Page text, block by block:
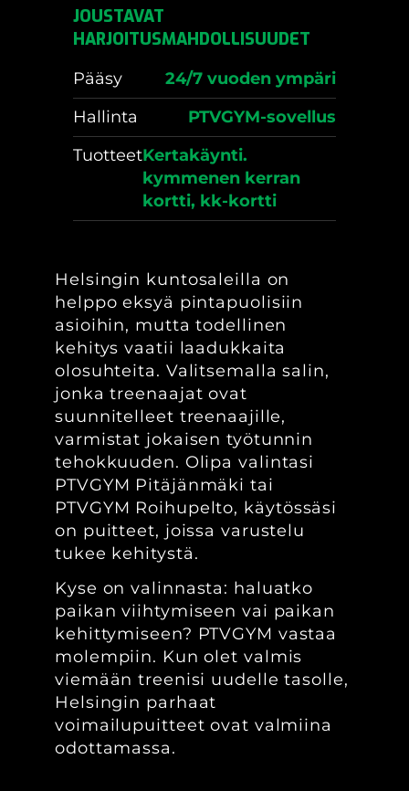
JOUSTAVAT
HARJOITUSMAHDOLLISUUDET
Pääsy
24/7 vuoden ympäri
Hallinta
PTVGYM-sovellus
TuotteetKertakäynti.
kymmenen kerran
kortti, kk-kortti
Helsingin kuntosaleilla on
helppo eksyä pintapuolisiin
asioihin, mutta todellinen
kehitys vaatii laadukkaita
olosuhteita. Valitsemalla salin,
jonka treenaajat ovat
suunnitelleet treenaajille,
varmistat jokaisen työtunnin
tehokkuuden. Olipa valintasi
PTVGYM Pitäjänmäki tai
PTVGYM Roihupelto, käytössäsi
on puitteet, joissa varustelu
tukee kehitystä.
Kyse on valinnasta: haluatko
paikan viihtymiseen vai paikan
kehittymiseen? PTVGYM vastaa
molempiin. Kun olet valmis
viemään treenisi uudelle tasolle,
Helsingin parhaat
voimailupuitteet ovat valmiina
odottamassa.